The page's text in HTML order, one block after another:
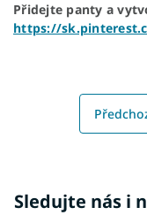
Přidejte panty a
https://
Sledujte nás i